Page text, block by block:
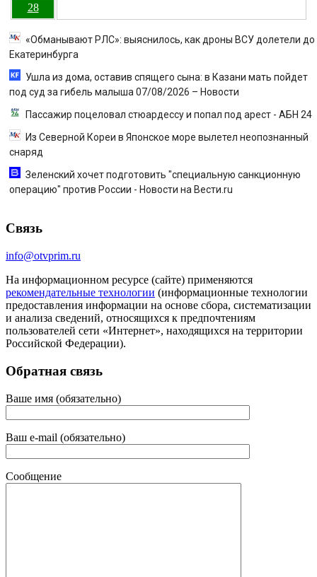
28
«Обманывают РЛС»: выяснилось, как дроны ВСУ долетели до
Екатеринбурга
Ушла из дома, оставив спящего сына: в Казани мать пойдет
под суд за гибель малыша 07/08/2026 – Новости
Пассажир поцеловал стюардессу и попал под арест - АБН 24
Из Северной Кореи в Японское море вылетел неопознанный
снаряд
Зеленский хочет подготовить "специальную санкционную
операцию" против России - Новости на Вести.ru
Связь
info@otvprim.ru
На информационном ресурсе (сайте) применяются
рекомендательные технологии (информационные технологии
предоставления информации на основе сбора, систематизации
и анализа сведений, относящихся к предпочтениям
пользователей сети «Интернет», находящихся на территории
Российской Федерации).
Обратная связь
Ваше имя (обязательно)
Ваш e-mail (обязательно)
Сообщение